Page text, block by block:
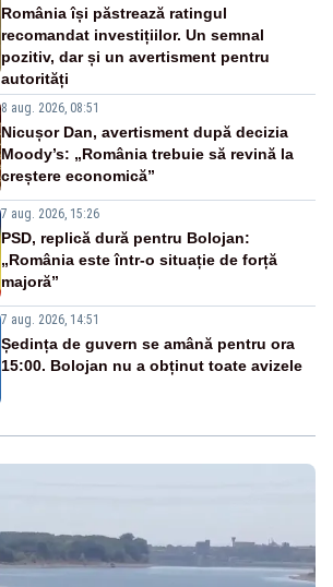
România își păstrează ratingul
recomandat investițiilor. Un semnal
pozitiv, dar și un avertisment pentru
autorități
8 aug. 2026, 08:51
Nicușor Dan, avertisment după decizia
Moody’s: „România trebuie să revină la
creștere economică”
7 aug. 2026, 15:26
PSD, replică dură pentru Bolojan:
„România este într-o situație de forță
majoră”
7 aug. 2026, 14:51
Ședința de guvern se amână pentru ora
15:00. Bolojan nu a obținut toate avizele